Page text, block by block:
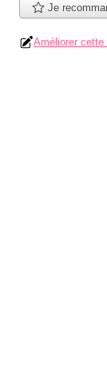
Je
Améliorer cette